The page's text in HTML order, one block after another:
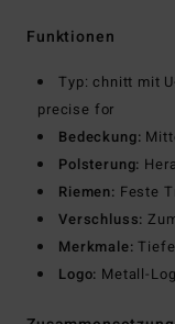
Funktionen
Typ: chnitt mit
precise for
Bedeckung:
Polsterung:
Riemen: Feste
Verschluss:
Merkmale:
Logo: Metall-